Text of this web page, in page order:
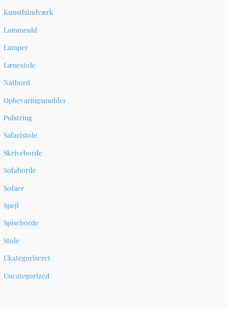
Kunsthåndværk
Lammeuld
Lamper
Lænestole
Natbord
Opbevaringsmøbler
Polstring
Safaristole
Skriveborde
Sofaborde
Sofaer
Spejl
Spiseborde
Stole
Ukategoriseret
Uncategorized